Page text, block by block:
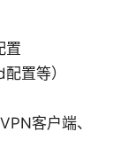
置
置等）
客户端、